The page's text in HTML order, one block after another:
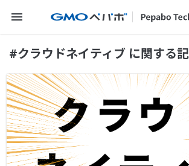
メニューを開く
#クラウドネイティブ に関する